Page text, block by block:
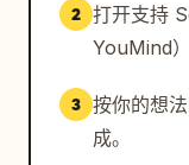
2 打开支持
YouMind
3 按你的想
成。